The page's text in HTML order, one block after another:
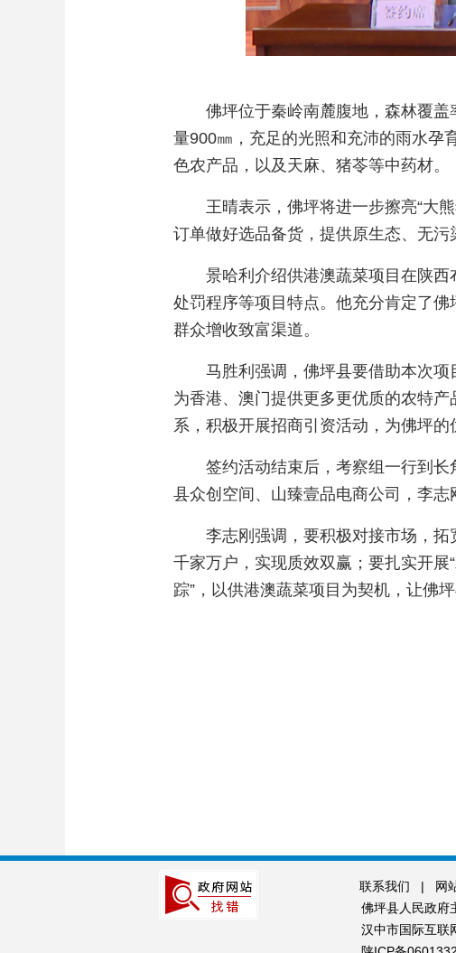
佛坪位于秦岭南麓腹地，森林覆
量900㎜，充足的光照和充沛的雨水孕
色农产品，以及天麻、猪苓等中药材。
王晴表示，佛坪将进一步擦亮“大
订单做好选品备货，提供原生态、无污
景哈利介绍供港澳蔬菜项目在陕
处罚程序等项目特点。他充分肯定了
群众增收致富渠道。
马胜利强调，佛坪县要借助本次
为香港、澳门提供更多更优质的农特
系，积极开展招商引资活动，为佛坪的
签约活动结束后，考察组一行到
县众创空间、山臻壹品电商公司，李志
李志刚强调，要积极对接市场，
千家万户，实现质效双赢；要扎实开展
踪”，以供港澳蔬菜项目为契机，让佛
联系我们 | 网
佛坪县人民政府
汉中市国际互联